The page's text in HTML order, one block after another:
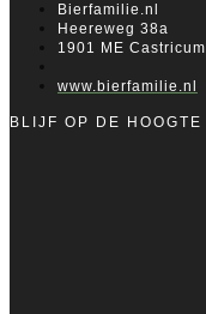
Bierfamilie.nl
Heereweg 38a
1901 ME Castricum
www.bierfamilie.nl
BLIJF OP DE HOOGTE